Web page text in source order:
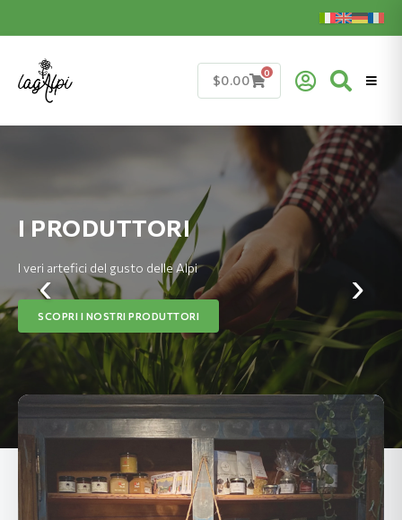
to
content
$0.00
0
I PRODUTTORI
I veri artefici del gusto delle Alpi
SCOPRI I NOSTRI PRODUTTORI
‹ ›